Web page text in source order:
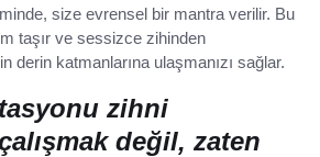
size evrensel bir mantra verilir. Bu
taşır ve sessizce zihinden
derin katmanlarına ulaşmanızı sağlar.
zihni
değil, zaten